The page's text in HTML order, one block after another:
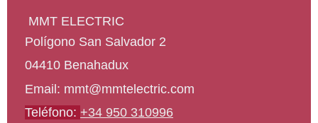
MMT ELECTRIC
Polígono San Salvador 2
04410 Benahadux
Email: mmt@mmtelectric.com
Teléfono: +34 950 310996